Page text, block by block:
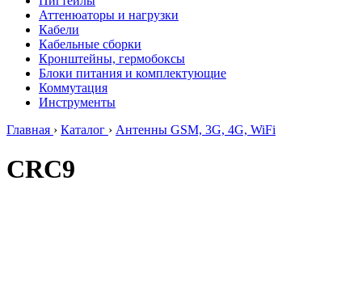
Аттенюаторы и нагрузки
Кабели
Кабельные сборки
Кронштейны, гермобоксы
Блоки питания и комплектующие
Коммутация
Инструменты
Главная › Каталог › Антенны GSM, 3G, 4G, WiFi
CRC9